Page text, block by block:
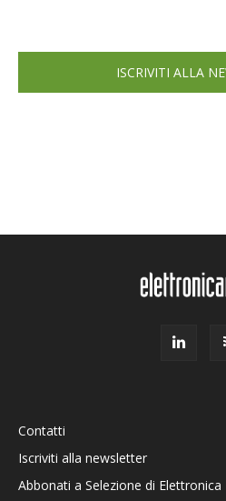
ISCRIVITI ALLA
Contatti
Iscriviti alla newsletter
Abbonati a Selezione di Elettronica